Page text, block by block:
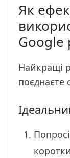
Як
Google
Найкращі
поєднаєте